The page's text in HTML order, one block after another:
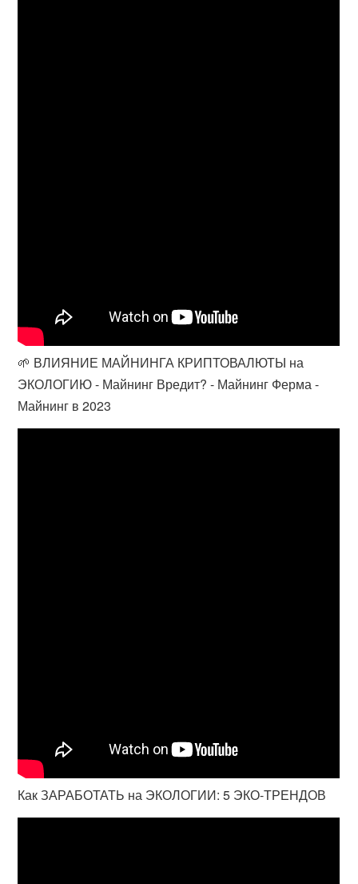
🌱 ВЛИЯНИЕ МАЙНИНГА КРИПТОВАЛЮТЫ на
ЭКОЛОГИЮ - Майнинг Вредит? - Майнинг Ферма -
Майнинг в 2023
Как ЗАРАБОТАТЬ на ЭКОЛОГИИ: 5 ЭКО-ТРЕНДОВ